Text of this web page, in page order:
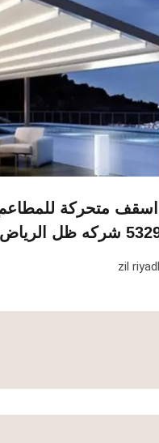
متحركة
الرياض
zil